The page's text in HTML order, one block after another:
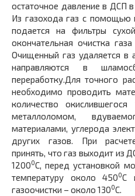
остаточное давление в ДСП
Из газохода газ с помощью
подается на фильтры
окончательная очистка
Очищенный газ удаляется
направляются в
переработку.Для точного
необходимо проводить
количество
металлоломом,
материалами, углерода
других газов. При
принять, что газ выходит из
12000С, перед установкой
температуру около 4500С
газоочистки – около 1300С.